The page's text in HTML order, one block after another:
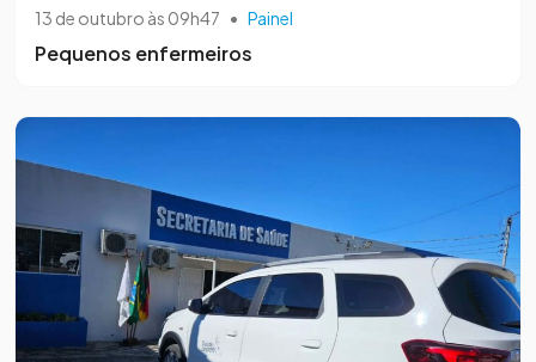
13 de outubro às 09h47 • Painel
Pequenos enfermeiros